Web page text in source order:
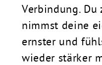
Verbindung.
nimmst deine
ernster und
wieder stärker